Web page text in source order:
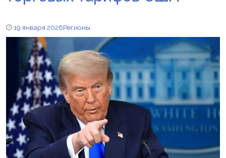
19 января 2026Регионы